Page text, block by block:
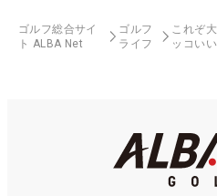
ゴルフ総合サイ
ト ALBA Net
ゴルフ
ライフ
これぞ
ッコい